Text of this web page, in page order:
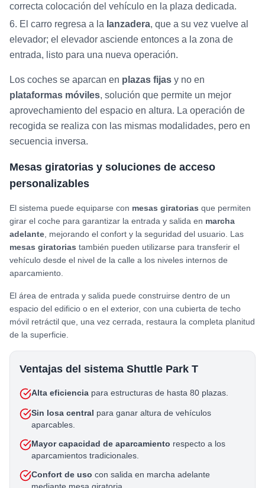
correcta colocación del vehículo en la plaza dedicada.
El carro regresa a la lanzadera, que a su vez vuelve al
elevador; el elevador asciende entonces a la zona de
entrada, listo para una nueva operación.
Los coches se aparcan en plazas fijas y no en
plataformas móviles, solución que permite un mejor
aprovechamiento del espacio en altura. La operación de
recogida se realiza con las mismas modalidades, pero en
secuencia inversa.
Mesas giratorias y soluciones de acceso
personalizables
El sistema puede equiparse con mesas giratorias que permiten
girar el coche para garantizar la entrada y salida en marcha
adelante , mejorando el confort y la seguridad del usuario. Las
mesas giratorias también pueden utilizarse para transferir el
vehículo desde el nivel de la calle a los niveles internos de
aparcamiento.
El área de entrada y salida puede construirse dentro de un
espacio del edificio o en el exterior, con una cubierta de techo
móvil retráctil que, una vez cerrada, restaura la completa planitud
de la superficie.
Ventajas del sistema Shuttle Park T
Alta eficiencia para estructuras de hasta 80 plazas.
Sin losa central para ganar altura de vehículos
aparcables.
Mayor capacidad de aparcamiento respecto a los
aparcamientos tradicionales.
Confort de uso con salida en marcha adelante
mediante mesa giratoria.